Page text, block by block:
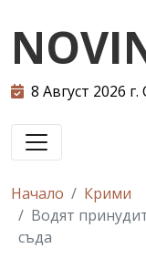
8 Август 2026
Начало
Крими
Водят
съда